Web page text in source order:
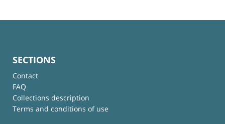
SECTIONS
Contact
FAQ
Collections description
Terms and conditions of use